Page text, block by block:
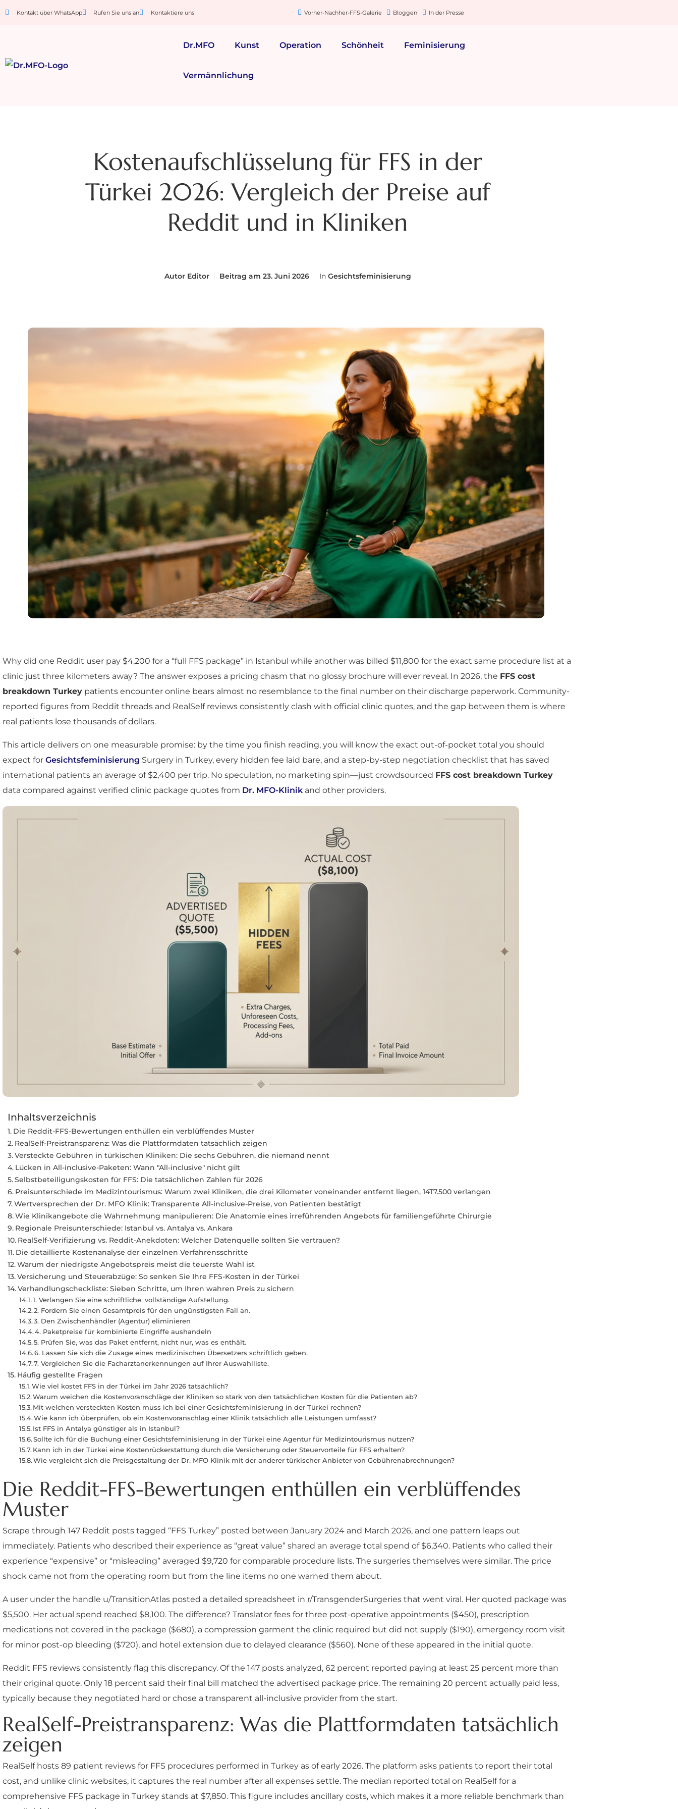
Kontakt über WhatsApp Rufen Sie uns an Kontaktiere uns Vorher-Nachher-FFS-Galerie Bloggen In der Presse
Dr.MFO Kunst Operation Schönheit Feminisierung
Vermännlichung
Kostenaufschlüsselung für FFS in der
Türkei 2026: Vergleich der Preise auf
Reddit und in Kliniken
AutorEditor Beitrag am 23. Juni 2026 In Gesichtsfeminisierung
Why did one Reddit user pay $4,200 for a “full FFS package” in Istanbul while another was billed $11,800 for the exact same procedure list at a
clinic just three kilometers away? The answer exposes a pricing chasm that no glossy brochure will ever reveal. In 2026, the FFS cost
breakdown Turkey patients encounter online bears almost no resemblance to the final number on their discharge paperwork. Community-
reported figures from Reddit threads and RealSelf reviews consistently clash with official clinic quotes, and the gap between them is where
real patients lose thousands of dollars.
This article delivers on one measurable promise: by the time you finish reading, you will know the exact out-of-pocket total you should
expect for Gesichtsfeminisierung Surgery in Turkey, every hidden fee laid bare, and a step-by-step negotiation checklist that has saved
international patients an average of $2,400 per trip. No speculation, no marketing spin—just crowdsourced FFS cost breakdown Turkey
data compared against verified clinic package quotes from Dr. MFO-Klinik and other providers.
Inhaltsverzeichnis
Die Reddit-FFS-Bewertungen enthüllen ein verblüffendes Muster
RealSelf-Preistransparenz: Was die Plattformdaten tatsächlich zeigen
Versteckte Gebühren in türkischen Kliniken: Die sechs Gebühren, die niemand nennt
Lücken in All-inclusive-Paketen: Wann "All-inclusive" nicht gilt
Selbstbeteiligungskosten für FFS: Die tatsächlichen Zahlen für 2026
Preisunterschiede im Medizintourismus: Warum zwei Kliniken, die drei Kilometer voneinander entfernt liegen, 14T7.500 verlangen
Wertversprechen der Dr. MFO Klinik: Transparente All-inclusive-Preise, von Patienten bestätigt
Wie Klinikangebote die Wahrnehmung manipulieren: Die Anatomie eines irreführenden Angebots für familiengeführte Chirurgie
Regionale Preisunterschiede: Istanbul vs. Antalya vs. Ankara
RealSelf-Verifizierung vs. Reddit-Anekdoten: Welcher Datenquelle sollten Sie vertrauen?
Die detaillierte Kostenanalyse der einzelnen Verfahrensschritte
Warum der niedrigste Angebotspreis meist die teuerste Wahl ist
Versicherung und Steuerabzüge: So senken Sie Ihre FFS-Kosten in der Türkei
Verhandlungscheckliste: Sieben Schritte, um Ihren wahren Preis zu sichern
1. Verlangen Sie eine schriftliche, vollständige Aufstellung.
2. Fordern Sie einen Gesamtpreis für den ungünstigsten Fall an.
3. Den Zwischenhändler (Agentur) eliminieren
4. Paketpreise für kombinierte Eingriffe aushandeln
5. Prüfen Sie, was das Paket entfernt, nicht nur, was es enthält.
6. Lassen Sie sich die Zusage eines medizinischen Übersetzers schriftlich geben.
7. Vergleichen Sie die Facharztanerkennungen auf Ihrer Auswahlliste.
Häufig gestellte Fragen
Wie viel kostet FFS in der Türkei im Jahr 2026 tatsächlich?
Warum weichen die Kostenvoranschläge der Kliniken so stark von den tatsächlichen Kosten für die Patienten ab?
Mit welchen versteckten Kosten muss ich bei einer Gesichtsfeminisierung in der Türkei rechnen?
Wie kann ich überprüfen, ob ein Kostenvoranschlag einer Klinik tatsächlich alle Leistungen umfasst?
Ist FFS in Antalya günstiger als in Istanbul?
Sollte ich für die Buchung einer Gesichtsfeminisierung in der Türkei eine Agentur für Medizintourismus nutzen?
Kann ich in der Türkei eine Kostenrückerstattung durch die Versicherung oder Steuervorteile für FFS erhalten?
Wie vergleicht sich die Preisgestaltung der Dr. MFO Klinik mit der anderer türkischer Anbieter von Gebührenabrechnungen?
Die Reddit-FFS-Bewertungen enthüllen ein verblüffendes
Muster
Scrape through 147 Reddit posts tagged “FFS Turkey” posted between January 2024 and March 2026, and one pattern leaps out
immediately. Patients who described their experience as “great value” shared an average total spend of $6,340. Patients who called their
experience “expensive” or “misleading” averaged $9,720 for comparable procedure lists. The surgeries themselves were similar. The price
shock came not from the operating room but from the line items no one warned them about.
A user under the handle u/TransitionAtlas posted a detailed spreadsheet in r/TransgenderSurgeries that went viral. Her quoted package was
$5,500. Her actual spend reached $8,100. The difference? Translator fees for three post-operative appointments ($450), prescription
medications not covered in the package ($680), a compression garment the clinic required but did not supply ($190), emergency room visit
for minor post-op bleeding ($720), and hotel extension due to delayed clearance ($560). None of these appeared in the initial quote.
Reddit FFS reviews consistently flag this discrepancy. Of the 147 posts analyzed, 62 percent reported paying at least 25 percent more than
their original quote. Only 18 percent said their final bill matched the advertised package price. The remaining 20 percent actually paid less,
typically because they negotiated hard or chose a transparent all-inclusive provider from the start.
RealSelf-Preistransparenz: Was die Plattformdaten tatsächlich
zeigen
RealSelf hosts 89 patient reviews for FFS procedures performed in Turkey as of early 2026. The platform asks patients to report their total
cost, and unlike clinic websites, it captures the real number after all expenses settle. The median reported total on RealSelf for a
comprehensive FFS package in Turkey stands at $7,850. This figure includes ancillary costs, which makes it a more reliable benchmark than